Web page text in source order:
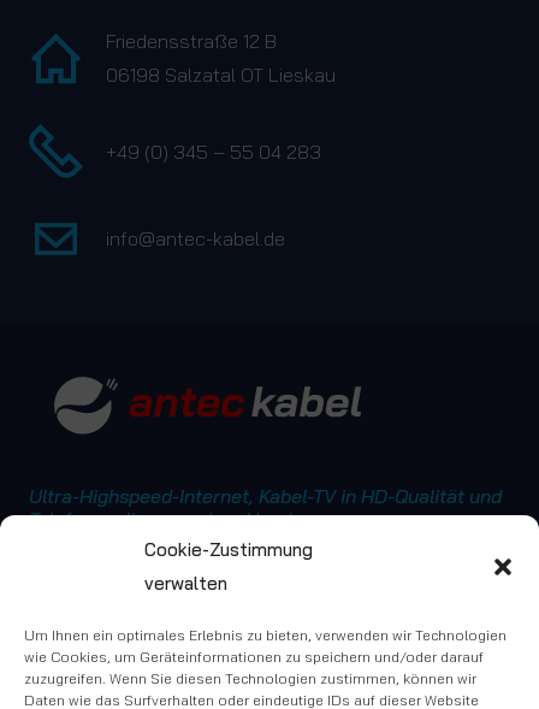
Cookie-Zustimmung
verwalten
Um Ihnen ein optimales Erlebnis zu bieten, verwenden wir Technologien
wie Cookies, um Geräteinformationen zu speichern und/oder darauf
zuzugreifen. Wenn Sie diesen Technologien zustimmen, können wir
Daten wie das Surfverhalten oder eindeutige IDs auf dieser Website
Friedensstraße 12 B
06198 Salzatal OT Lieskau
+49 (0) 345 – 55 04 283
info@antec-kabel.de
Ultra-Highspeed-Internet, Kabel-TV in HD-Qualität und
Telefon – alles aus einer Hand
Antec-Kabel GmbH
Friedensstraße 12 B
info@antec-kabel.de